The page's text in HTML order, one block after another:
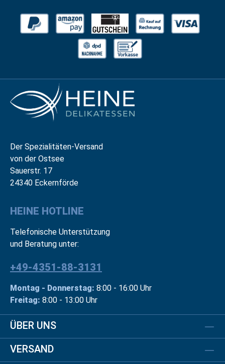
Der Spezialitäten-Versand
von der Ostsee
Sauerstr. 17
24340 Eckernförde
HEINE HOTLINE
Telefonische Unterstützung
und Beratung unter:
+49-4351-88-3131
Montag - Donnerstag: 8:00 - 16:00 Uhr
Freitag: 8:00 - 13:00 Uhr
ÜBER UNS
VERSAND